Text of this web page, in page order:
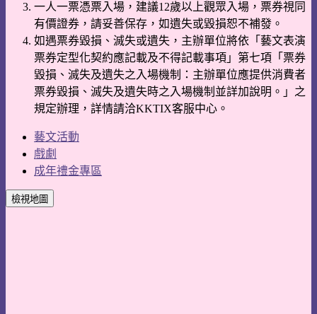
一人一票憑票入場，建議12歲以上觀眾入場，票券視同
有價證券，請妥善保存，如遺失或毀損恕不補發。
如遇票券毀損、滅失或遺失，主辦單位將依「藝文表演
票券定型化契約應記載及不得記載事項」第七項「票券
毀損、滅失及遺失之入場機制：主辦單位應提供消費者
票券毀損、滅失及遺失時之入場機制並詳加說明。」之
規定辦理，詳情請洽KKTIX客服中心。
藝文活動
戲劇
成年禮金專區
檢視地圖